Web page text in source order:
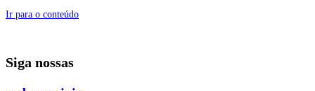
Ir para o conteúdo
Siga nossas